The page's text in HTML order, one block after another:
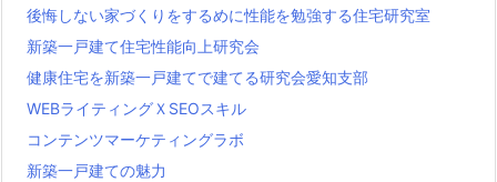
後悔しない家づくりをするめに性能を勉強する住宅研究室
新築一戸建て住宅性能向上研究会
健康住宅を新築一戸建てで建てる研究会愛知支部
WEBライティングＸSEOスキル
コンテンツマーケティングラボ
新築一戸建ての魅力